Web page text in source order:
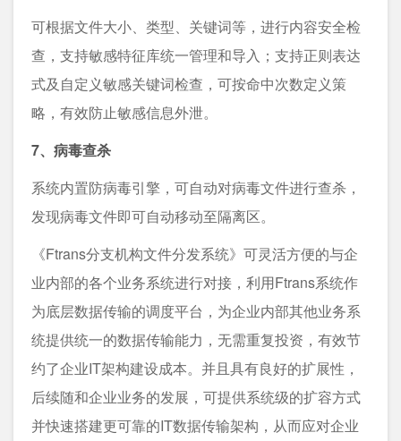
可根据文件大小、类型、关键词等，进行内容安全检
查，支持敏感特征库统一管理和导入；支持正则表达
式及自定义敏感关键词检查，可按命中次数定义策
略，有效防止敏感信息外泄。
7、病毒查杀
系统内置防病毒引擎，可自动对病毒文件进行查杀，
发现病毒文件即可自动移动至隔离区。
《Ftrans分支机构文件分发系统》可灵活方便的与企
业内部的各个业务系统进行对接，利用Ftrans系统作
为底层数据传输的调度平台，为企业内部其他业务系
统提供统一的数据传输能力，无需重复投资，有效节
约了企业IT架构建设成本。并且具有良好的扩展性，
后续随和企业业务的发展，可提供系统级的扩容方式
并快速搭建更可靠的IT数据传输架构，从而应对企业